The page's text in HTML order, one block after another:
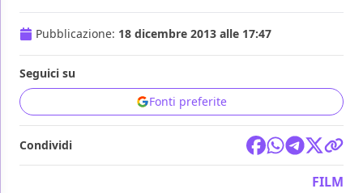
Pubblicazione: 18 dicembre 2013 alle 17:47
Seguici su
Fonti preferite
Condividi
FILM